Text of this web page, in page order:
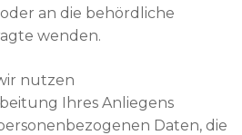
an die behördliche
wenden.
nutzen
Ihres Anliegens
Daten, die